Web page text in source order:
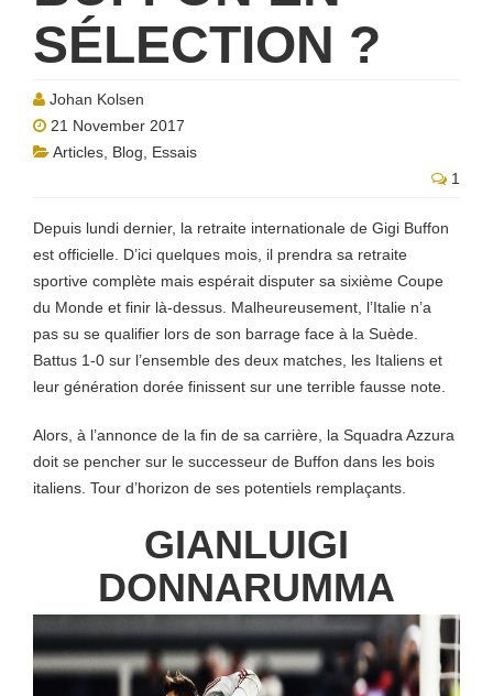
SÉLECTION ?
Johan Kolsen
21 November 2017
Articles Blog
Essais
1
Depuis lundi dernier, la retraite internationale de Gigi Buffon
est officielle. D’ici quelques mois, il prendra sa retraite
sportive complète mais espérait disputer sa sixième Coupe
du Monde et finir là-dessus. Malheureusement, l’Italie n’a
pas su se qualifier lors de son barrage face à la Suède.
Battus 1-0 sur l’ensemble des deux matches, les Italiens et
leur génération dorée finissent sur une terrible fausse note.
Alors, à l’annonce de la fin de sa carrière, la Squadra Azzura
doit se pencher sur le successeur de Buffon dans les bois
italiens. Tour d’horizon de ses potentiels remplaçants.
GIANLUIGI
DONNARUMMA